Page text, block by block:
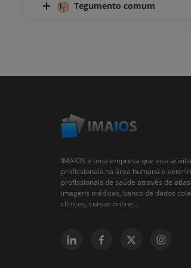
Tegumento comum
IMAIOS é uma empresa que visa
profissionais na área humana e
profissionais de saúde através de
imagens médicas, banco de dados
clínicos, cursos online...